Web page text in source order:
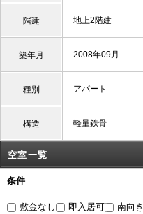
階建 地上2階建
築年月 2008年09月
種別 アパート
構造 軽量鉄骨
空室一覧
条件
敷金なし 即入居可 南向き